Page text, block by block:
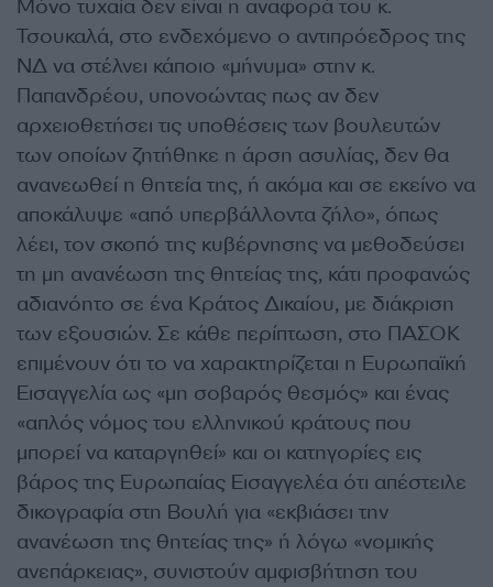
Μόνο τυχαία δεν είναι η αναφορά του κ.
Τσουκαλά, στο ενδεχόμενο ο αντιπρόεδρος της
ΝΔ να στέλνει κάποιο «μήνυμα» στην κ.
Παπανδρέου, υπονοώντας πως αν δεν
αρχειοθετήσει τις υποθέσεις των βουλευτών
των οποίων ζητήθηκε η άρση ασυλίας, δεν θα
ανανεωθεί η θητεία της, ή ακόμα και σε εκείνο να
αποκάλυψε «από υπερβάλλοντα ζήλο», όπως
λέει, τον σκοπό της κυβέρνησης να μεθοδεύσει
τη μη ανανέωση της θητείας της, κάτι προφανώς
αδιανόητο σε ένα Κράτος Δικαίου, με διάκριση
των εξουσιών. Σε κάθε περίπτωση, στο ΠΑΣΟΚ
επιμένουν ότι το να χαρακτηρίζεται η Ευρωπαϊκή
Εισαγγελία ως «μη σοβαρός θεσμός» και ένας
«απλός νόμος του ελληνικού κράτους που
μπορεί να καταργηθεί» και οι κατηγορίες εις
βάρος της Ευρωπαίας Εισαγγελέα ότι απέστειλε
δικογραφία στη Βουλή για «εκβιάσει την
ανανέωση της θητείας της» ή λόγω «νομικής
ανεπάρκειας», συνιστούν αμφισβήτηση του